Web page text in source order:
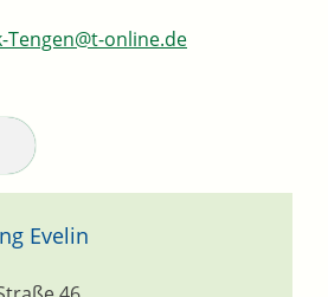
Tengen@t-online.de
Evelin